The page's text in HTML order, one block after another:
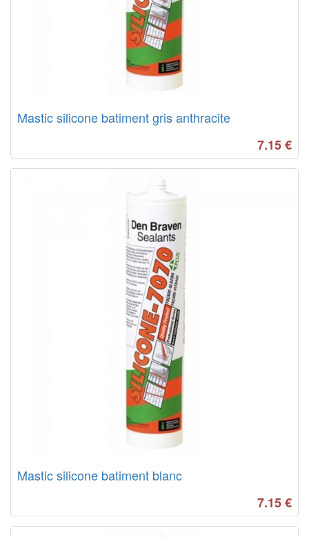
Mastic silicone batiment gris anthracite
7.15€
Mastic silicone batiment blanc
7.15€